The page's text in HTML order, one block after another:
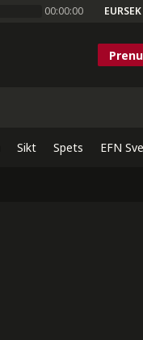
00:00:00 EURSEK
Sikt Spets EFN